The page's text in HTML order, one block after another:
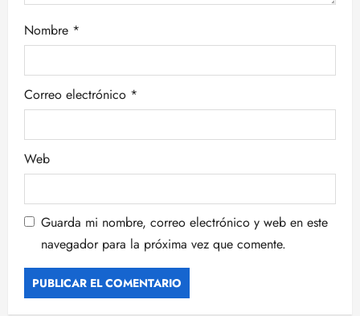
t
r
a
d
a
Nombre *
Correo electrónico *
Web
Guarda mi nombre, correo electrónico y web en este
navegador para la próxima vez que comente.